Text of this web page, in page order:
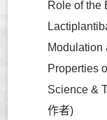
Role of the
Modulation
Properties
Science &
作者)